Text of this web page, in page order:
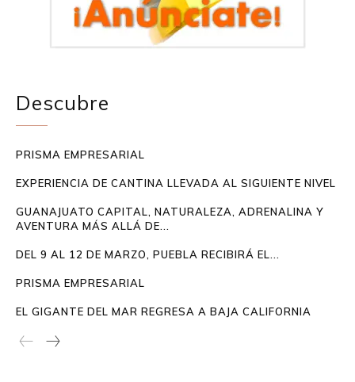
Descubre
PRISMA EMPRESARIAL
EXPERIENCIA DE CANTINA LLEVADA AL SIGUIENTE NIVEL
GUANAJUATO CAPITAL, NATURALEZA, ADRENALINA Y
AVENTURA MÁS ALLÁ DE...
DEL 9 AL 12 DE MARZO, PUEBLA RECIBIRÁ EL...
PRISMA EMPRESARIAL
EL GIGANTE DEL MAR REGRESA A BAJA CALIFORNIA